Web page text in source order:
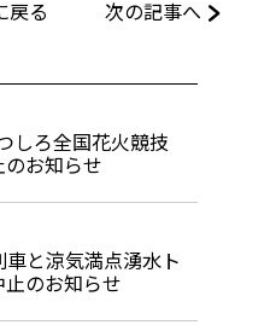
戻る 次の記事へ
しろ全国花火競技
のお知らせ
車と涼気満点湧水ト
止のお知らせ